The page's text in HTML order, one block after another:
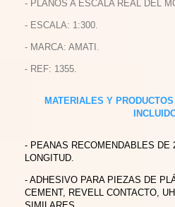
- PLANOS A ESCALA REAL DEL
- ESCALA: 1:300.
- MARCA: AMATI.
- REF: 1355.
MATERIALES Y
- PEANAS RECOMENDABLES DE
LONGITUD.
- ADHESIVO PARA PIEZAS DE
CEMENT, REVELL CONTACTO,